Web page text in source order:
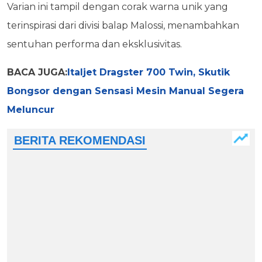
Varian ini tampil dengan corak warna unik yang
terinspirasi dari divisi balap Malossi, menambahkan
sentuhan performa dan eksklusivitas.
BACA JUGA:Italjet Dragster 700 Twin, Skutik
Bongsor dengan Sensasi Mesin Manual Segera
Meluncur